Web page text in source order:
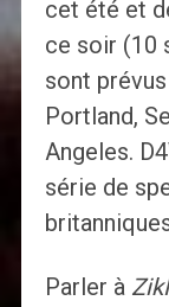
cet été et
ce soir (10
sont
Portland,
Angeles.
série de
Parler à